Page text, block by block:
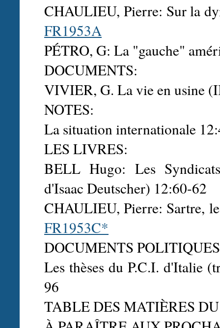
CHAULIEU, Pierre: Sur la
FR1953A
PÉTRO, G: La "gauche"
DOCUMENTS:
VIVIER, G. La vie en usine
NOTES:
La situation internationale
LES LIVRES:
BELL Hugo: Les
d'Isaac Deutscher) 12:60-62
CHAULIEU, Pierre: Sartre,
FR1953C*
DOCUMENTS
Les thèses du P.C.I. d'Italie
96
TABLE DES MATIÈRES